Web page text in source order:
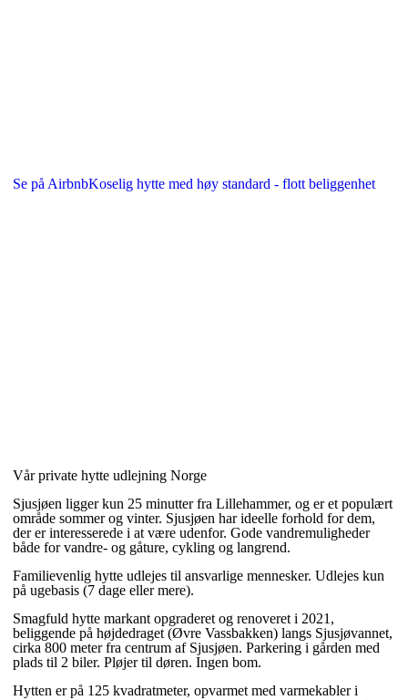
Se på AirbnbKoselig hytte med høy standard - flott beliggenhet
Vår private hytte udlejning Norge
Sjusjøen ligger kun 25 minutter fra Lillehammer, og er et populært
område sommer og vinter. Sjusjøen har ideelle forhold for dem,
der er interesserede i at være udenfor. Gode vandremuligheder
både for vandre- og gåture, cykling og langrend.
Familievenlig hytte udlejes til ansvarlige mennesker. Udlejes kun
på ugebasis (7 dage eller mere).
Smagfuld hytte markant opgraderet og renoveret i 2021,
beliggende på højdedraget (Øvre Vassbakken) langs Sjusjøvannet,
cirka 800 meter fra centrum af Sjusjøen. Parkering i gården med
plads til 2 biler. Pløjer til døren. Ingen bom.
Hytten er på 125 kvadratmeter, opvarmet med varmekabler i